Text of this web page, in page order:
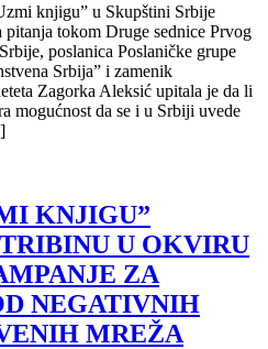
knjigu” u Skupštini Srbije
tokom Druge sednice Prvog
poslanica Poslaničke grupe
Srbija” i zamenik
Zagorka Aleksić upitala je da li
mogućnost da se i u Srbiji uvede
KNJIGU”
U OKVIRU
ZA
NEGATIVNIH
MREŽA